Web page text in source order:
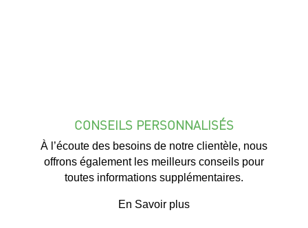
CONSEILS PERSONNALISÉS
À l’écoute des besoins de notre clientèle, nous
offrons également les meilleurs conseils pour
toutes informations supplémentaires.
En Savoir plus